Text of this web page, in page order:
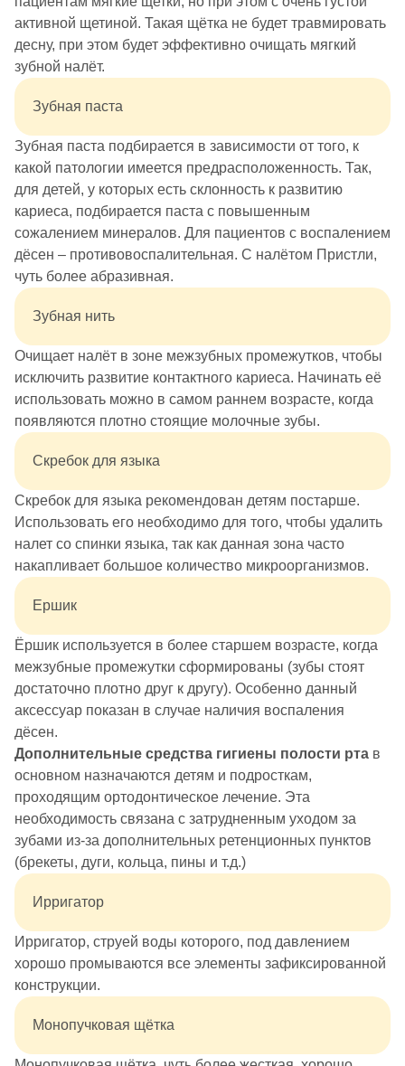
активной щетиной. Такая щётка не будет травмировать
десну, при этом будет эффективно очищать мягкий
зубной налёт.
Зубная паста
Зубная паста подбирается в зависимости от того, к
какой патологии имеется предрасположенность. Так,
для детей, у которых есть склонность к развитию
кариеса, подбирается паста с повышенным
сожалением минералов. Для пациентов с воспалением
дёсен – противовоспалительная. С налётом Пристли,
чуть более абразивная.
Зубная нить
Очищает налёт в зоне межзубных промежутков, чтобы
исключить развитие контактного кариеса. Начинать её
использовать можно в самом раннем возрасте, когда
появляются плотно стоящие молочные зубы.
Скребок для языка
Скребок для языка рекомендован детям постарше.
Использовать его необходимо для того, чтобы удалить
налет со спинки языка, так как данная зона часто
накапливает большое количество микроорганизмов.
Ершик
Ёршик используется в более старшем возрасте, когда
межзубные промежутки сформированы (зубы стоят
достаточно плотно друг к другу). Особенно данный
аксессуар показан в случае наличия воспаления
дёсен.
Дополнительные средства гигиены полости рта в
основном назначаются детям и подросткам,
проходящим ортодонтическое лечение. Эта
необходимость связана с затрудненным уходом за
зубами из-за дополнительных ретенционных пунктов
(брекеты, дуги, кольца, пины и т.д.)
Ирригатор
Ирригатор, струей воды которого, под давлением
хорошо промываются все элементы зафиксированной
конструкции.
Монопучковая щётка